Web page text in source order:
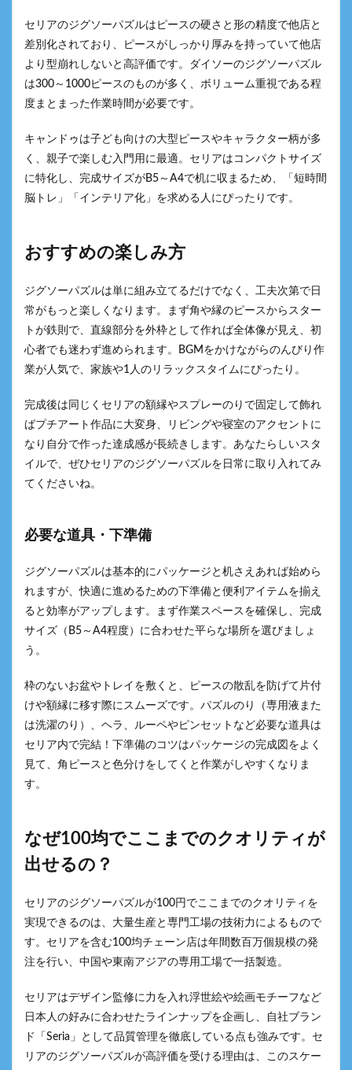
セリアのジグソーパズルはピースの硬さと形の精度で他店と
差別化されており、ピースがしっかり厚みを持っていて他店
より型崩れしないと高評価です。ダイソーのジグソーパズル
は300～1000ピースのものが多く、ボリューム重視である程
度まとまった作業時間が必要です。
キャンドゥは子ども向けの大型ピースやキャラクター柄が多
く、親子で楽しむ入門用に最適。セリアはコンパクトサイズ
に特化し、完成サイズがB5～A4で机に収まるため、「短時間
脳トレ」「インテリア化」を求める人にぴったりです。
おすすめの楽しみ方
ジグソーパズルは単に組み立てるだけでなく、工夫次第で日
常がもっと楽しくなります。まず角や縁のピースからスター
トが鉄則で、直線部分を外枠として作れば全体像が見え、初
心者でも迷わず進められます。BGMをかけながらのんびり作
業が人気で、家族や1人のリラックスタイムにぴったり。
完成後は同じくセリアの額縁やスプレーのりで固定して飾れ
ばプチアート作品に大変身、リビングや寝室のアクセントに
なり自分で作った達成感が長続きします。あなたらしいスタ
イルで、ぜひセリアのジグソーパズルを日常に取り入れてみ
てくださいね。
必要な道具・下準備
ジグソーパズルは基本的にパッケージと机さえあれば始めら
れますが、快適に進めるための下準備と便利アイテムを揃え
ると効率がアップします。まず作業スペースを確保し、完成
サイズ（B5～A4程度）に合わせた平らな場所を選びましょ
う。
枠のないお盆やトレイを敷くと、ピースの散乱を防げて片付
けや額縁に移す際にスムーズです。パズルのり（専用液また
は洗濯のり）、ヘラ、ルーペやピンセットなど必要な道具は
セリア内で完結！下準備のコツはパッケージの完成図をよく
見て、角ピースと色分けをしてくと作業がしやすくなりま
す。
なぜ100均でここまでのクオリティが
出せるの？
セリアのジグソーパズルが100円でここまでのクオリティを
実現できるのは、大量生産と専門工場の技術力によるもので
す。セリアを含む100均チェーン店は年間数百万個規模の発
注を行い、中国や東南アジアの専用工場で一括製造。
セリアはデザイン監修に力を入れ浮世絵や絵画モチーフなど
日本人の好みに合わせたラインナップを企画し、自社ブラン
ド「Seria」として品質管理を徹底している点も強みです。セ
リアのジグソーパズルが高評価を受ける理由は、このスケー